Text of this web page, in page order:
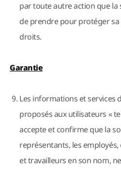
par toute autre action que
de prendre pour protéger
droits.
Garantie
Les informations et services
proposés aux utilisateurs «
accepte et confirme que la
représentants, les
et travailleurs en son nom,